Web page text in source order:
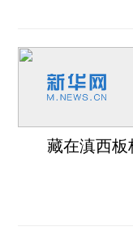
藏在滇西板